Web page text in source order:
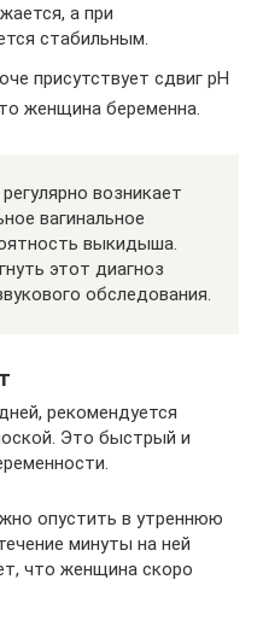
а при
стабильным.
присутствует сдвиг рН
женщина беременна.
возникает
вагинальное
выкидыша.
этот диагноз
обследования.
рекомендуется
Это быстрый и
опустить в утреннюю
минуты на ней
что женщина скоро